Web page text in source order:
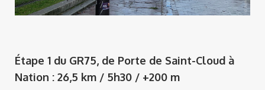
Étape 1 du GR75, de Porte de Saint-Cloud à
Nation : 26,5 km / 5h30 / +200 m